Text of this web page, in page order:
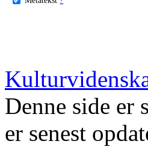
Denne side er
er senest